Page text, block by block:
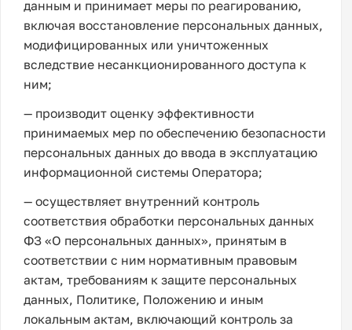
данным и принимает меры по реагированию,
включая восстановление персональных данных,
модифицированных или уничтоженных
вследствие несанкционированного доступа к
ним;
— производит оценку эффективности
принимаемых мер по обеспечению безопасности
персональных данных до ввода в эксплуатацию
информационной системы Оператора;
— осуществляет внутренний контроль
соответствия обработки персональных данных
ФЗ «О персональных данных», принятым в
соответствии с ним нормативным правовым
актам, требованиям к защите персональных
данных, Политике, Положению и иным
локальным актам, включающий контроль за